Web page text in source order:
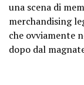
una scena di
merchandising
che ovviamente
dopo dal